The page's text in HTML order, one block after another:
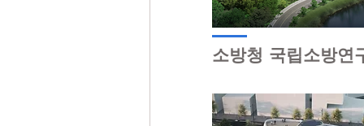
소방청 국립소방연